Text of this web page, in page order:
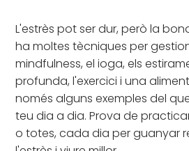
L'estrès pot ser dur, però la
ha moltes tècniques per
mindfulness, el ioga, els
profunda, l'exercici i una
només alguns exemples del
teu dia a dia. Prova de
o totes, cada dia per guanyar